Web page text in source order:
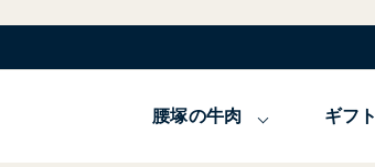
腰塚の牛肉 ギフト